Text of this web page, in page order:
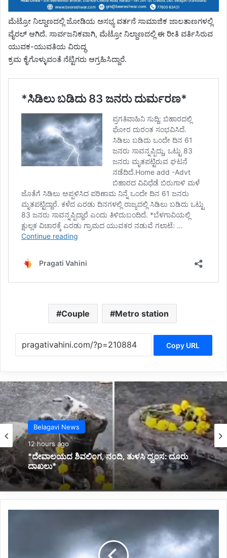
ಮೆಟ್ರೋ ನಿಲ್ದಾಣದಲ್ಲಿ ಜೋಡಿಯ ಅಸಭ್ಯ ವರ್ತನೆ ಸಾಮಾಜಿಕ ಜಾಲತಾಣಗಳಲ್ಲಿ
ವೈರಲ್ ಆಗಿದೆ. ಸಾರ್ವಜನಿಕವಾಗಿ, ಮೆಟ್ರೋ ನಿಲ್ದಾಣದಲ್ಲಿ ಈ ರೀತಿ ವರ್ತಿಸಿರುವ
ಯುವಕ-ಯುವತಿಯ ವಿರುದ್ಧ
ಕ್ರಮ ಕೈಗೊಳ್ಳುವಂತೆ ನೆಟ್ಟಿಗರು ಆಗ್ರಹಿಸಿದ್ದಾರೆ.
Couple Metro station
Copy URL
Belagavi News
13 hours ago
*ದಿ. ಡಿ ವಾಯ್ ಪಾಟೀಲ ಮನೆಗೆ ಭೇಟಿ ನೀಡಿದ ಪದ್ಮಶ್ರೀ ಡಾ.
ಪ್ರಭಾಕರ ಕೋರೆ*